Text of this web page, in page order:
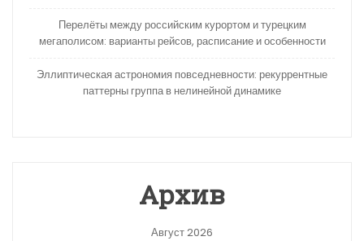
Перелёты между российским курортом и турецким
мегаполисом: варианты рейсов, расписание и особенности
Эллиптическая астрономия повседневности: рекуррентные
паттерны группа в нелинейной динамике
Архив
Август 2026